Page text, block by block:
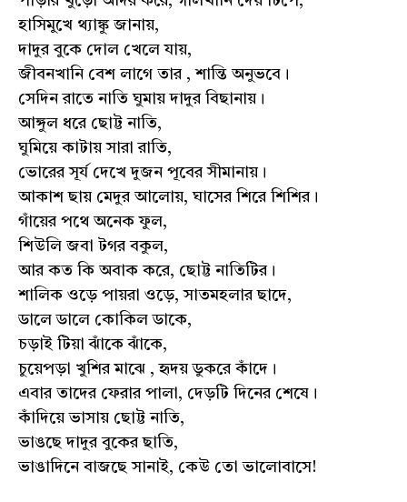
হাসিমুখে থ্যাঙ্কু জানায়,
দাদুর বুকে দোল খেলে যায়,
জীবনখানি বেশ লাগে তার , শান্তি অনুভবে।
সেদিন রাতে নাতি ঘুমায় দাদুর বিছানায়।
আঙ্গুল ধরে ছোট্ট নাতি,
ঘুমিয়ে কাটায় সারা রাতি,
ভোরের সূর্য দেখে দুজন পূবের সীমানায়।
আকাশ ছায় মেদুর আলোয়, ঘাসের শিরে শিশির।
গাঁয়ের পথে অনেক ফুল,
শিউলি জবা টগর বকুল,
আর কত কি অবাক করে, ছোট্ট নাতিটির।
শালিক ওড়ে পায়রা ওড়ে, সাতমহলার ছাদে,
ডালে ডালে কোকিল ডাকে,
চড়াই টিয়া ঝাঁকে ঝাঁকে,
চুয়েপড়া খুশির মাঝে , হৃদয় ডুকরে কাঁদে।
এবার তাদের ফেরার পালা, দেড়টি দিনের শেষে।
কাঁদিয়ে ভাসায় ছোট্ট নাতি,
ভাঙছে দাদুর বুকের ছাতি,
ভাঙাদিনে বাজছে সানাই, কেউ তো ভালোবাসে!